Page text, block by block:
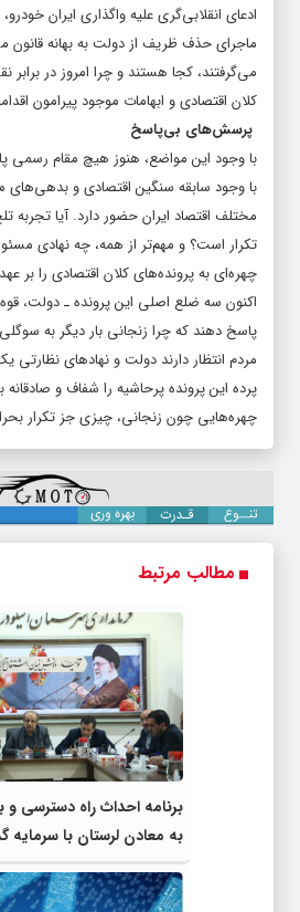
ادعای انقلابی‌گری علیه واگذاری ایران
ماجرای حذف ظریف از دولت به بهانه
می‌گرفتند، کجا هستند و چرا امروز در
کلان اقتصادی و ابهامات موجود پیرامون
پرسش‌های بی‌پاسخ
با وجود این مواضع، هنوز هیچ مقام رسمی
با وجود سابقه سنگین اقتصادی و بدهی‌های
مختلف اقتصاد ایران حضور دارد. آیا تجربه
تکرار است؟ و مهم‌تر از همه، چه نهادی
چهره‌ای به پرونده‌های کلان اقتصادی را بر
اکنون سه ضلع اصلی این پرونده ـ دولت،
پاسخ دهند که چرا زنجانی بار دیگر به
مردم انتظار دارند دولت و نهادهای
پرده این پرونده پرحاشیه را شفاف و صادقانه
چهره‌هایی چون زنجانی، چیزی جز تکرار
مطالب مرتبط
برنامه احداث راه دسترسی و
به معادن لرستان با سرمایه
ایمیدرو